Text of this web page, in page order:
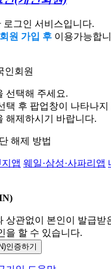
로그인 서비스입니다.
원 가입 후 이용가능합
인회원
선택해 주세요.
택 후 팝업창이 나타나지
해제하시기 바랍니다.
해제 방법
지앱 웨일·삼성·사파리앱
상관없이 본인이 발급받
을 할 수 있습니다.
인증하기